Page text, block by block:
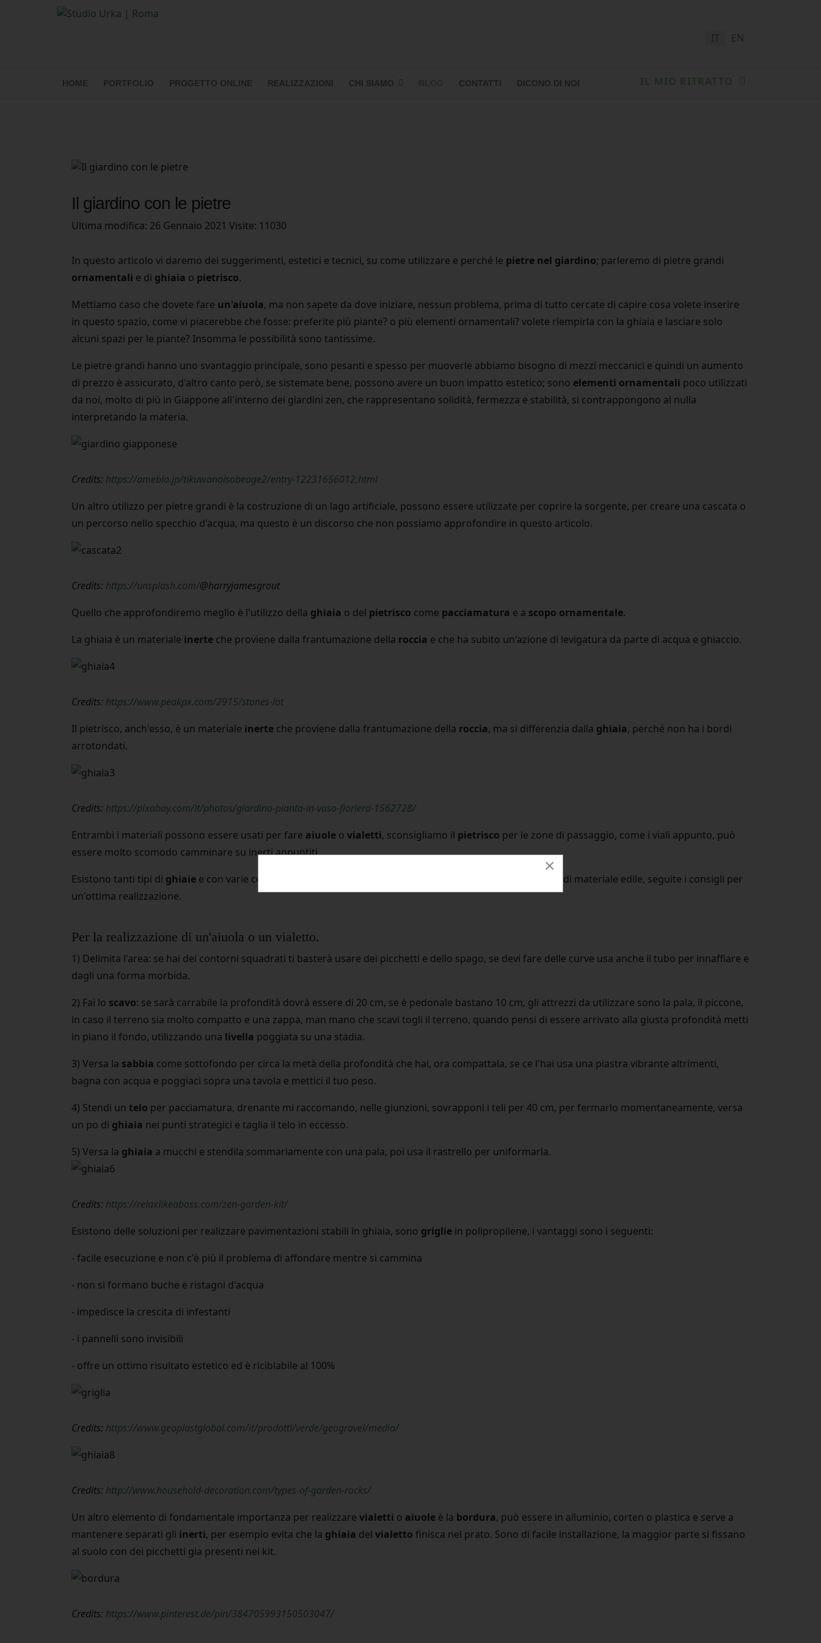
Seleziona la tua lingua
EN
HOME PORTFOLIO PROGETTO ONLINE REALIZZAZIONI CHI SIAMO CONTATTI DICONO DI NOI
Il giardino con le pietre
Ultima modifica: 26 Gennaio 2021 Visite: 11030
In questo articolo vi daremo dei suggerimenti, estetici e tecnici, su come utilizzare e perché le pietre nel giardino; parleremo di pietre grandi
ornamentali e di ghiaia o pietrisco.
Mettiamo caso che dovete fare un'aiuola, ma non sapete da dove iniziare, nessun problema, prima di tutto cercate di capire cosa volete inserire
in questo spazio, come vi piacerebbe che fosse: preferite più piante? o più elementi ornamentali? volete riempirla con la ghiaia e lasciare solo
alcuni spazi per le piante? Insomma le possibilità sono tantissime.
Le pietre grandi hanno uno svantaggio principale, sono pesanti e spesso per muoverle abbiamo bisogno di mezzi meccanici e quindi un aumento
di prezzo è assicurato, d'altro canto però, se sistemate bene, possono avere un buon impatto estetico; sono elementi ornamentali poco utilizzati
da noi, molto di più in Giappone all'interno dei giardini zen, che rappresentano solidità, fermezza e stabilità, si contrappongono al nulla
interpretando la materia.
Credits: https://ameblo.jp/tikuwanoisobeage2/entry-12231656012.html
Un altro utilizzo per pietre grandi è la costruzione di un lago artificiale, possono essere utilizzate per coprire la sorgente, per creare una cascata o
un percorso nello specchio d'acqua, ma questo è un discorso che non possiamo approfondire in questo articolo.
Credits: https://unsplash.com/@harryjamesgrout
Quello che approfondiremo meglio è l'utilizzo della ghiaia o del pietrisco come pacciamatura e a scopo ornamentale.
La ghiaia è un materiale inerte che proviene dalla frantumazione della roccia e che ha subito un'azione di levigatura da parte di acqua e ghiaccio.
Credits: https://www.peakpx.com/2915/stones-lot
Il pietrisco, anch'esso, è un materiale inerte che proviene dalla frantumazione della roccia, ma si differenzia dalla ghiaia, perché non ha i bordi
arrotondati.
Credits: https://pixabay.com/it/photos/giardino-pianta-in-vaso-fioriera-1562728/
Entrambi i materiali possono essere usati per fare aiuole o vialetti, sconsigliamo il pietrisco per le zone di passaggio, come i viali appunto, può
essere molto scomodo camminare su inerti appuntiti.
Esistono tanti tipi di ghiaie e con varie colorazioni, una volta scelto il tipo che preferite nel vicino fornitore di materiale edile, seguite i consigli per
un'ottima realizzazione.
Per la realizzazione di un'aiuola o un vialetto.
1) Delimita l'area: se hai dei contorni squadrati ti basterà usare dei picchetti e dello spago, se devi fare delle curve usa anche il tubo per innaffiare e
dagli una forma morbida.
2) Fai lo scavo: se sarà carrabile la profondità dovrà essere di 20 cm, se è pedonale bastano 10 cm, gli attrezzi da utilizzare sono la pala, il piccone,
in caso il terreno sia molto compatto e una zappa, man mano che scavi togli il terreno, quando pensi di essere arrivato alla giusta profondità metti
in piano il fondo, utilizzando una livella poggiata su una stadia.
3) Versa la sabbia come sottofondo per circa la metà della profondità che hai, ora compattala, se ce l'hai usa una piastra vibrante altrimenti,
bagna con acqua e poggiaci sopra una tavola e mettici il tuo peso.
4) Stendi un telo per pacciamatura, drenante mi raccomando, nelle giunzioni, sovrapponi i teli per 40 cm, per fermarlo momentaneamente, versa
un po di ghiaia nei punti strategici e taglia il telo in eccesso.
5) Versa la ghiaia a mucchi e stendila sommariamente con una pala, poi usa il rastrello per uniformarla.
Credits: https://relaxlikeaboss.com/zen-garden-kit/
Esistono delle soluzioni per realizzare pavimentazioni stabili in ghiaia, sono griglie in polipropilene, i vantaggi sono i seguenti:
- facile esecuzione e non c'è più il problema di affondare mentre si cammina
- non si formano buche e ristagni d'acqua
- impedisce la crescita di infestanti
- i pannelli sono invisibili
- offre un ottimo risultato estetico ed è riciblabile al 100%
Credits: https://www.geoplastglobal.com/it/prodotti/verde/geogravel/media/
Credits: http://www.household-decoration.com/types-of-garden-rocks/
Un altro elemento di fondamentale importanza per realizzare vialetti o aiuole è la bordura, può essere in alluminio, corten o plastica e serve a
mantenere separati gli inerti, per esempio evita che la ghiaia del vialetto finisca nel prato. Sono di facile installazione, la maggior parte si fissano
al suolo con dei picchetti gia presenti nei kit.
Credits: https://www.pinterest.de/pin/384705993150503047/
×